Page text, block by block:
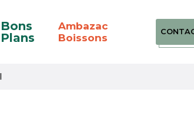
Bons
Plans
Ambazac
Boissons